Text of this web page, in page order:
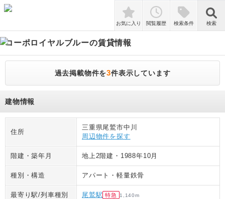
検索
お気に入り 閲覧履歴 検索条件 検索
コーポロイヤルブルーの賃貸情報
過去掲載物件を3件表示しています
建物情報
住所
三重県尾鷲市中川
周辺物件を探す
階建・築年月 地上2階建 ・ 1988年10月
種別・構造 アパート ・軽量鉄骨
最寄り駅/列車種別 尾鷲駅 特急 1,140m